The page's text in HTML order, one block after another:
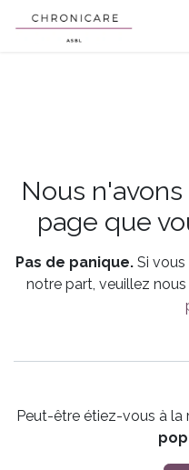
Se rendre au contenu
Erreur 404
Nous
page que
Pas de panique.Si vous
notre part, veuillez
Peut-être étiez-vous à la